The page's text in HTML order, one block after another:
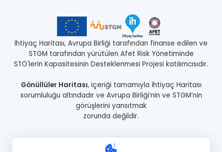
İhtiyaç Haritası, Avrupa Birliği tarafından finanse edilen ve
STGM tarafından yürütülen Afet Risk Yönetiminde
STÖ'lerin Kapasitesinin Desteklenmesi Projesi katılımcısıdır.
Gönüllüler Haritası, içeriği tamamıyla İhtiyaç Haritası
sorumluluğu altındadır ve Avrupa Birliği’nin ve STGM’nin
görüşlerini yansıtmak
zorunda değildir.